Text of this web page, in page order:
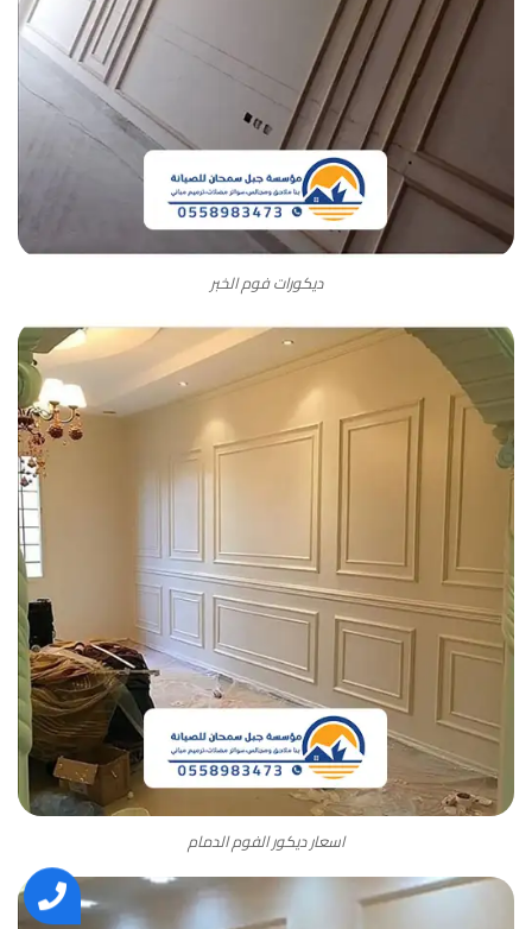
ديكورات فوم الخبر
اسعار ديكور الفوم الدمام